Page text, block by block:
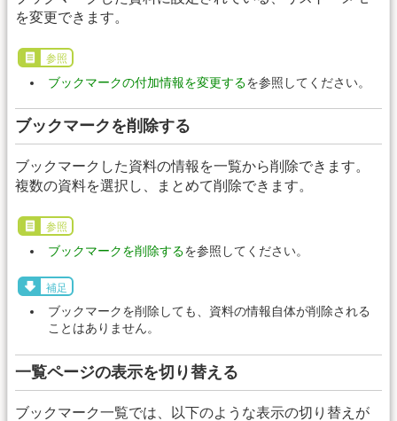
を変更できます。
参照
ブックマークの付加情報を変更するを参照してください。
ブックマークを削除する
ブックマークした資料の情報を一覧から削除できます。
複数の資料を選択し、まとめて削除できます。
参照
ブックマークを削除するを参照してください。
補足
ブックマークを削除しても、資料の情報自体が削除される
ことはありません。
一覧ページの表示を切り替える
ブックマーク一覧では、以下のような表示の切り替えが